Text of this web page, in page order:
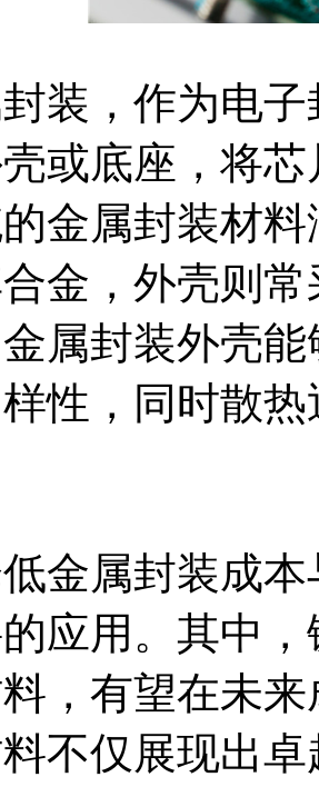
，作为电子
或底座，将
金属封装材
金，外壳则
属封装外壳
性，同时散
属封装成本
应用。其中
，有望在未
不仅展现出